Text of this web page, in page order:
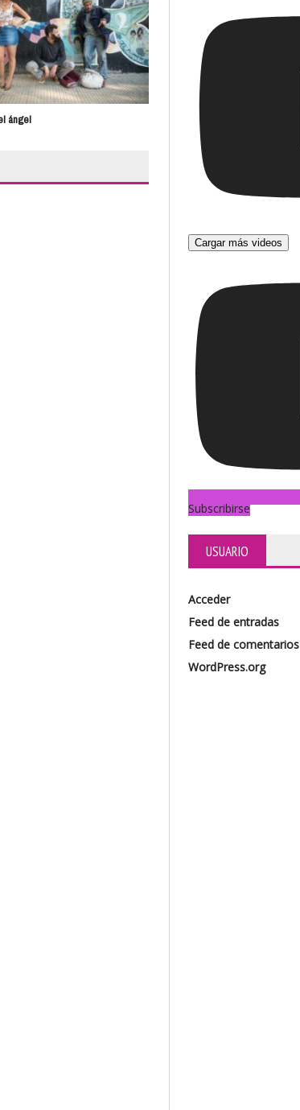
ángel
Cargar más videos
Subscribirse
USUARIO
Acceder
Feed de entradas
Feed de comentarios
WordPress.org